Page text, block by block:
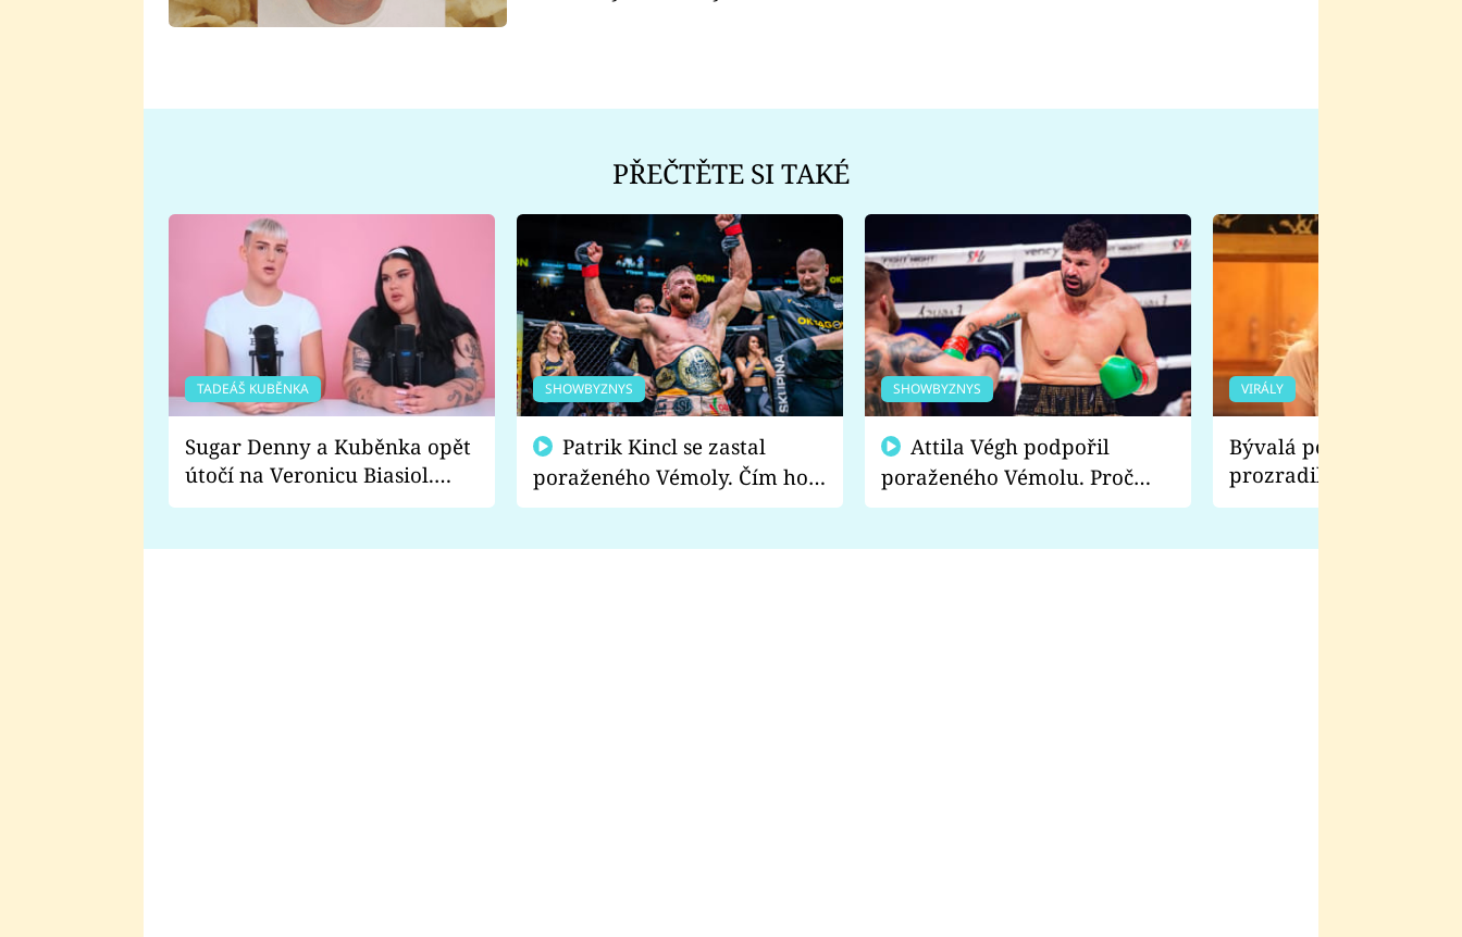
PŘEČTĚTE SI TAKÉ
TADEÁŠ KUBĚNKA
Sugar Denny a Kuběnka opět
útočí na Veronicu Biasiol.
Proč je podle nich falešná a
SHOWBYZNYS
poraženého Vémoly. Čím ho
fanoušci naštvali?
SHOWBYZNYS
poraženého Vémolu. Proč
chce raději zápasit s ním než
VIRÁLY
Bývalá pornoherečka
prozradila, co ji
natáčení Euforie.